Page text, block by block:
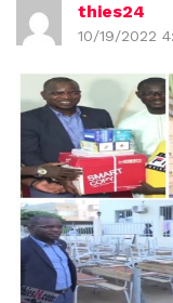
thies24
10/19/2022